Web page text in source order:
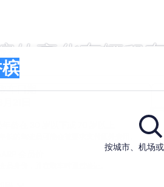
的豪华车辆租
按城市、机场
槟
车
车日期